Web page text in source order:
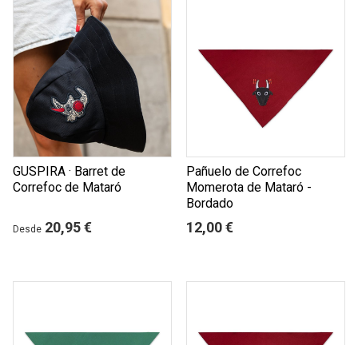
GUSPIRA · Barret de
Correfoc de Mataró
Desde 20,95 €
Pañuelo de Correfoc
Momerota de Mataró -
Bordado
12,00 €